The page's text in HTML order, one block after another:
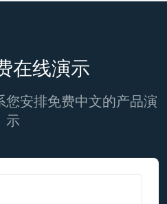
在线演示
安排免费中文的产品演
示